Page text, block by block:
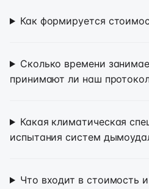
Как формируется
Сколько времени
принимают ли наш
Какая климатическая
испытания систем
Что входит в стоимость